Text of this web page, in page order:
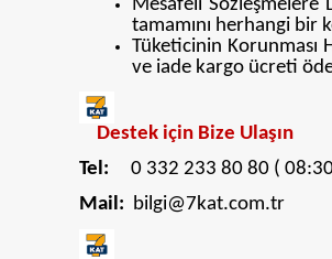
Mesafeli
tamamını herhangi bir
Tüketicinin Korunması
ve iade kargo ücreti
Destek için Bize Ulaşın
Tel: 0 332 233 80 80 ( 08:30
Mail: bilgi@7kat.com.tr